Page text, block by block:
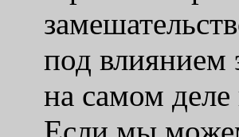
под влиянием
на самом